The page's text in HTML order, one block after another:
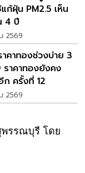
ก้ฝุ่น PM2.5 เห็น
4 ปี
2569
คาทองช่วงบ่าย 3
ราคาทองยังคง
ก ครั้งที่ 12
2569
รรณบุรี โดย